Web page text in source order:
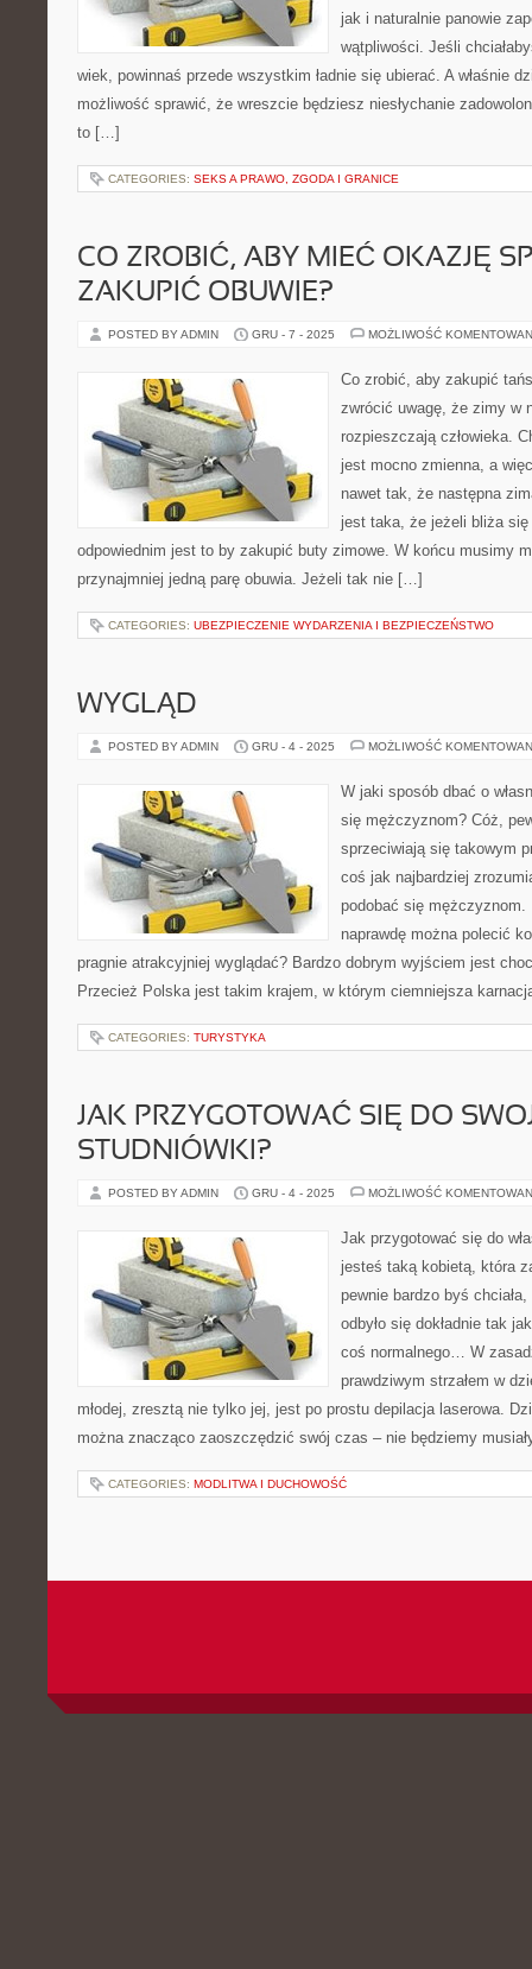
jak i naturalnie panowie
wątpliwości. Jeśli
wiek, powinnaś przede wszystkim ładnie się ubierać. A właśnie
możliwość sprawić, że wreszcie będziesz niesłychanie
to […]
CATEGORIES: SEKS A PRAWO, ZGODA I GRANICE
CO ZROBIĆ, ABY MIEĆ OKAZJĘ
ZAKUPIĆ OBUWIE?
POSTED BY ADMIN GRU - 7 - 2025 MOŻLIWOŚĆ
Co zrobić, aby zakupić
zwrócić uwagę, że zimy w
rozpieszczają człowieka.
jest mocno zmienna, a
nawet tak, że następna
jest taka, że jeżeli bliża
odpowiednim jest to by zakupić buty zimowe. W końcu musimy
przynajmniej jedną parę obuwia. Jeżeli tak nie […]
CATEGORIES: UBEZPIECZENIE WYDARZENIA I BEZPIECZEŃSTWO
WYGLĄD
POSTED BY ADMIN GRU - 4 - 2025 MOŻLIWOŚĆ
W jaki sposób dbać o
się mężczyznom? Cóż,
sprzeciwiają się takowym
coś jak najbardziej
podobać się
naprawdę można polecić
pragnie atrakcyjniej wyglądać? Bardzo dobrym wyjściem jest
Przecież Polska jest takim krajem, w którym ciemniejsza
CATEGORIES: TURYSTYKA
JAK PRZYGOTOWAĆ SIĘ DO
STUDNIÓWKI?
POSTED BY ADMIN GRU - 4 - 2025 MOŻLIWOŚĆ
Jak przygotować się do
jesteś taką kobietą, która
pewnie bardzo byś
odbyło się dokładnie tak
coś normalnego… W
prawdziwym strzałem w
młodej, zresztą nie tylko jej, jest po prostu depilacja laserowa.
można znacząco zaoszczędzić swój czas – nie będziemy
CATEGORIES: MODLITWA I DUCHOWOŚĆ